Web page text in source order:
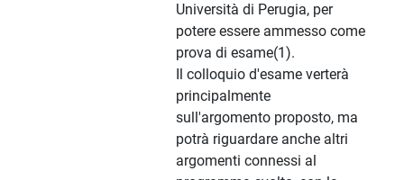
Università di Perugia, per
potere essere ammesso come
prova di esame(1).
Il colloquio d'esame verterà
principalmente
sull'argomento proposto, ma
potrà riguardare anche altri
argomenti connessi al